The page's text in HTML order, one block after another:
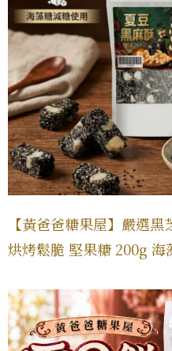
【黃爸爸糖果屋】嚴選
烘烤鬆脆 堅果糖 200g 海